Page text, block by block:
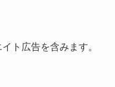
ト広告を含みます。